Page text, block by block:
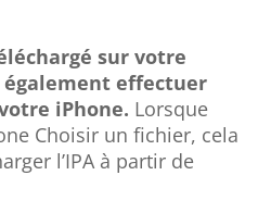
sur votre
également effectuer
iPhone. Lorsque
Choisir un fichier, cela
l’IPA à partir de